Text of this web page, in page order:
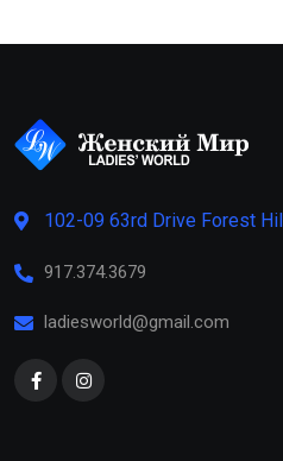
102-09 63rd Drive Forest
917.374.3679
ladiesworld@gmail.com